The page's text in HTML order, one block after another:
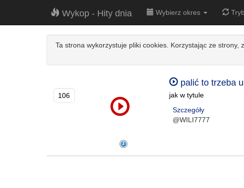
Wykop - Hity dnia Wybierz okres
Ta strona wykorzystuje pliki cookies. Korzystając ze strony,
106
palić to trzeba
jak w tytule
Szczegóły
@WILI7777